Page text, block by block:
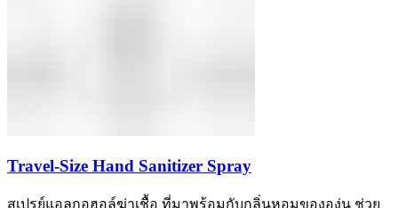
Travel-Size Hand Sanitizer Spray
สเปรย์แอลกอฮอล์ฆ่าเชื้อ ที่มาพร้อมกับกลิ่นหอมขององุ่น ช่วย